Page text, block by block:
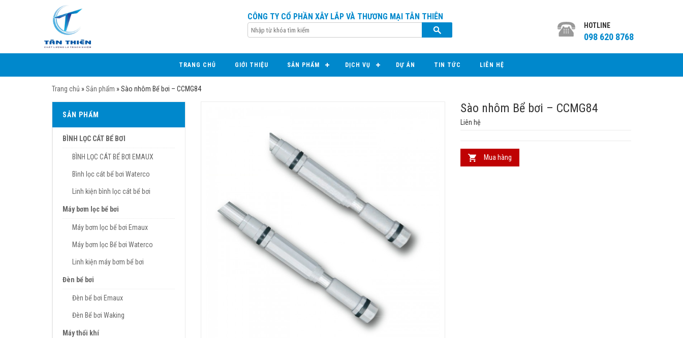
CÔNG TY CỔ PHẦN XÂY LẮP VÀ THƯƠNG MẠI TÂN THIÊN
HOTLINE
098 620 8768
TRANG CHỦ GIỚI THIỆU SẢN PHẨM DỊCH VỤ DỰ ÁN TIN TỨC LIÊN HỆ
Trang chủ »Sản phẩm »Sào nhôm Bể bơi – CCMG84
Sào nhôm Bể bơi – CCMG84
Liên hệ
Mua hàng
SẢN PHẨM
BÌNH LỌC CÁT BỂ BƠI
BÌNH LỌC CÁT BỂ BƠI EMAUX
Bình lọc cát bể bơi Waterco
Linh kiện bình lọc cát bể bơi
Máy bơm lọc bể bơi
Máy bơm lọc bể bơi Emaux
Máy bơm lọc Bể bơi Waterco
Linh kiện máy bơm bể bơi
Đèn bể bơi
Đèn bể bơi Emaux
Đèn Bể bơi Waking
Máy thổi khí